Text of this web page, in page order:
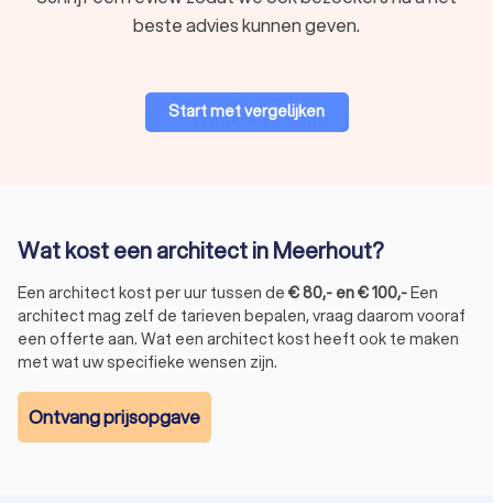
beste advies kunnen geven.
Start met vergelijken
Wat kost een architect in Meerhout?
Een architect kost per uur tussen de €80,- en€100,-Een
architect mag zelf de tarieven bepalen, vraag daarom vooraf
een offerte aan. Wat een architect kost heeft ook te maken
met wat uw specifieke wensen zijn.
Ontvang prijsopgave